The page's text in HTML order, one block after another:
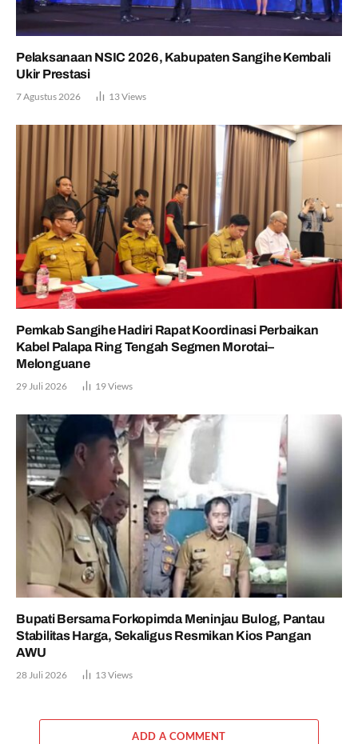
Pelaksanaan NSIC 2026, Kabupaten Sangihe Kembali
Ukir Prestasi
7 Agustus 2026 13Views
Pemkab Sangihe Hadiri Rapat Koordinasi Perbaikan
Kabel Palapa Ring Tengah Segmen Morotai–
Melonguane
29 Juli 2026 19Views
Bupati Bersama Forkopimda Meninjau Bulog, Pantau
Stabilitas Harga, Sekaligus Resmikan Kios Pangan
AWU
28 Juli 2026 13Views
ADD A COMMENT